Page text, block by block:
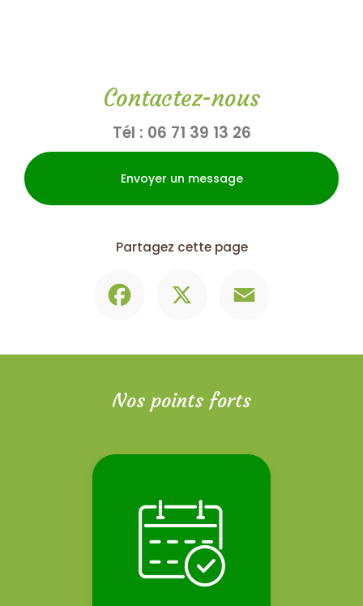
Contactez-nous
Tél : 06 71 39 13 26
Envoyer un message
Partagez cette page
Nos points forts